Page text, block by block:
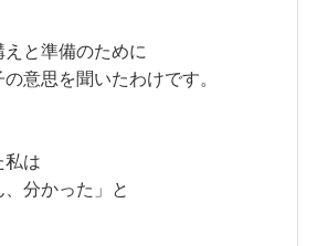
と準備のために
意思を聞いたわけです。
私は
分かった」と